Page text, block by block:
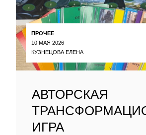
ПРОЧЕЕ
10 МАЯ 2026
КУЗНЕЦОВА ЕЛЕНА
АВТОРСКАЯ
ИГРА